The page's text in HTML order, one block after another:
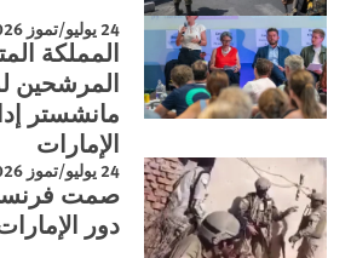
24 يوليو/تموز 2026
المملكة
المرشحين
مانشستر
الإمارات
24 يوليو/تموز 2026
صمت فرنسا
دور